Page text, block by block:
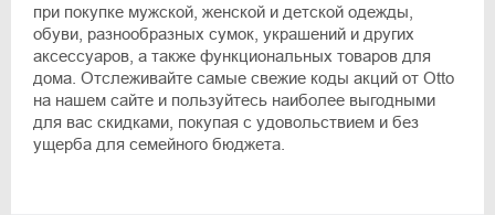
при покупке мужской, женской и детской одежды,
обуви, разнообразных сумок, украшений и других
аксессуаров, а также функциональных товаров для
дома. Отслеживайте самые свежие коды акций от Otto
на нашем сайте и пользуйтесь наиболее выгодными
для вас скидками, покупая с удовольствием и без
ущерба для семейного бюджета.